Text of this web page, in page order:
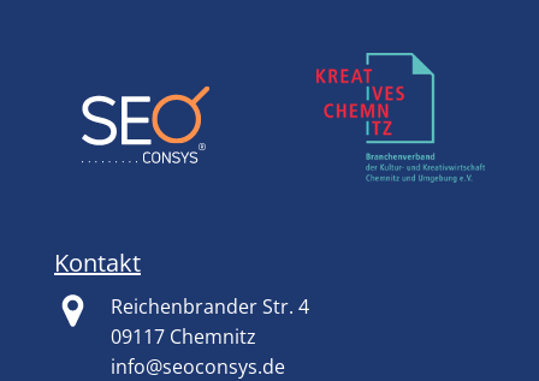
Kontakt
Reichenbrander Str. 4
09117 Chemnitz
info@seoconsys.de